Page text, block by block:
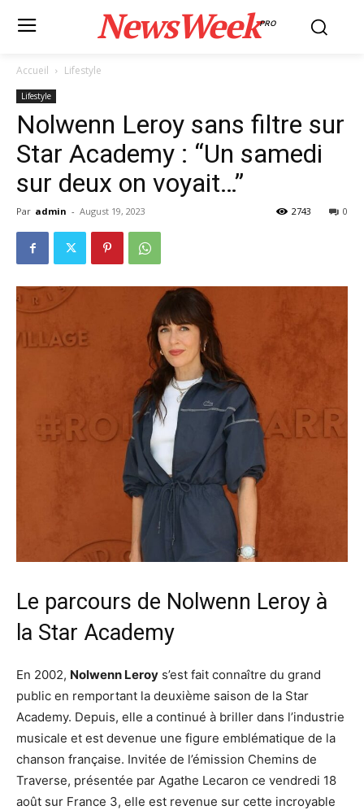
NewsWeekPRO
Accueil Lifestyle
Lifestyle
Nolwenn Leroy sans filtre sur
Star Academy : “Un samedi
sur deux on voyait…”
Par admin - August 19, 2023 0
2743
Le parcours de Nolwenn Leroy à
la Star Academy
En 2002, Nolwenn Leroy s’est fait connaître du grand
public en remportant la deuxième saison de la Star
Academy. Depuis, elle a continué à briller dans l’industrie
musicale et est devenue une figure emblématique de la
chanson française. Invitée de l’émission Chemins de
Traverse, présentée par Agathe Lecaron ce vendredi 18
août sur France 3, elle est revenue sur cette incroyable